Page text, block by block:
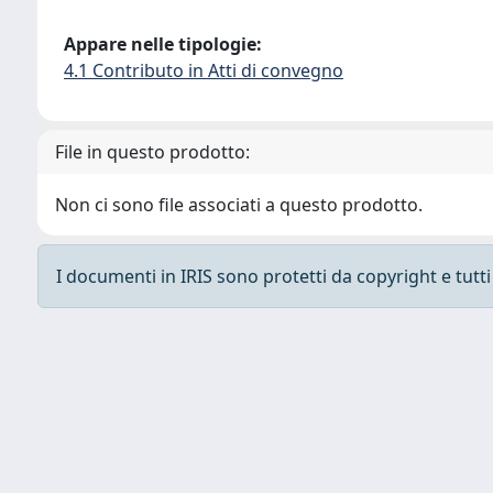
Appare nelle tipologie:
4.1 Contributo in Atti di convegno
File in questo prodotto:
Non ci sono file associati a questo prodotto.
I documenti in IRIS sono protetti da copyright e